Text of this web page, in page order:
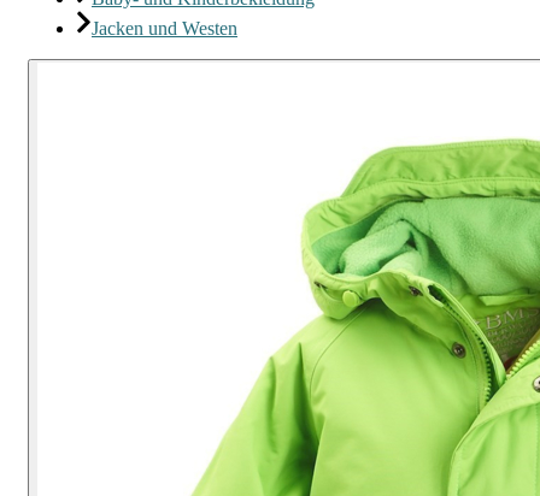
Jacken und Westen